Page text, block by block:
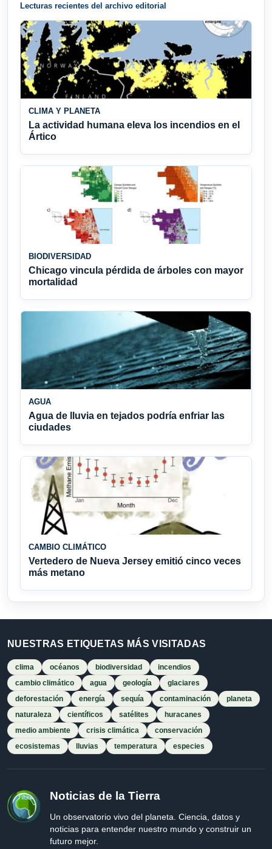
Lecturas recientes del archivo editorial
CLIMA Y PLANETA
La actividad humana eleva los incendios en el
Ártico
BIODIVERSIDAD
Chicago vincula pérdida de árboles con mayor
mortalidad
AGUA
Agua de lluvia en tejados podría enfriar las
ciudades
CAMBIO CLIMÁTICO
Vertedero de Nueva Jersey emitió cinco veces
más metano
NUESTRAS ETIQUETAS MÁS VISITADAS
clima océanos biodiversidad
incendios
cambio climático
agua geología
glaciares
deforestación
energía sequía contaminación
planeta
naturaleza
científicos satélites
huracanes
medio ambiente
crisis climática
conservación
ecosistemas
lluvias temperatura especies
Noticias de la Tierra
Un observatorio vivo del planeta. Ciencia, datos y
noticias para entender nuestro mundo y construir un
futuro mejor.